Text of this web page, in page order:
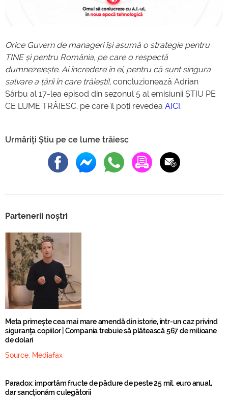
Orice Guvern de manageri își asumă o strategie pentru
TINE și pentru România, pe care o respectă
dumnezeiește. Ai încredere în ei, pentru că sunt singura
salvare a țării în care trăiești!, concluzionează Adrian
Sârbu al 17-lea episod din sezonul 5 al emisiunii ȘTIU PE
CE LUME TRĂIESC, pe care îl poți revedea AICI.
Urmăriți Știu pe ce lume trăiesc
Partenerii noștri
Meta primește cea mai mare amendă din istorie, într-un caz privind
siguranța copiilor | Compania trebuie să plătească 567 de milioane
de dolari
Source: Mediafax
Paradox: importăm fructe de pădure de peste 25 mil. euro anual,
dar sancţionăm culegătorii